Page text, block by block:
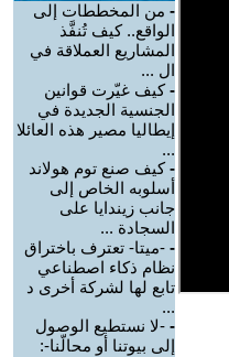
- من المخططات إلى
الواقع.. كيف تُنفَّذ
المشاريع العملاقة في
ال ...
-كيف غيّرت قوانين
الجنسية الجديدة في
إيطاليا مصير هذه العائلا
...
-كيف صنع توم هولاند
أسلوبه الخاص إلى
جانب زيندايا على
السجادة ...
- -ميتا- تعترف باختراق
نظام ذكاء اصطناعي
تابع لها لشركة أخرى د
...
- -لا نستطيع الوصول
إلى بيوتنا أو محالّنا-: